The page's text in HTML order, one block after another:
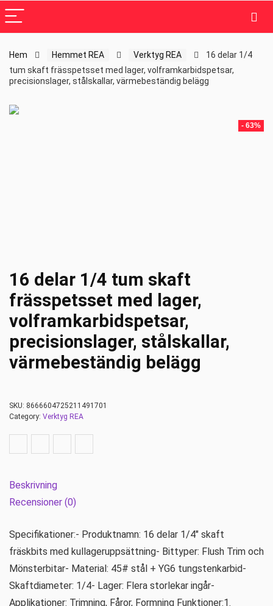
Hem Hemmet REA Verktyg REA
16 delar 1/4
tum skaft frässpetsset med lager, volframkarbidspetsar,
precisionslager, stålskallar, värmebeständig belägg
- 63%
16 delar 1/4 tum skaft
frässpetsset med lager,
volframkarbidspetsar,
precisionslager, stålskallar,
värmebeständig belägg
SKU: 8666604725211491701
Category: Verktyg REA
Beskrivning
Recensioner (0)
Specifikationer:- Produktnamn: 16 delar 1/4″ skaft
fräskbits med kullageruppsättning- Bittyper: Flush Trim och
Mönsterbitar- Material: 45# stål + YG6 tungstenkarbid-
Skaftdiameter: 1/4- Lager: Flera storlekar ingår-
Applikationer: Trimning, Fåror, Formning Funktioner:1.